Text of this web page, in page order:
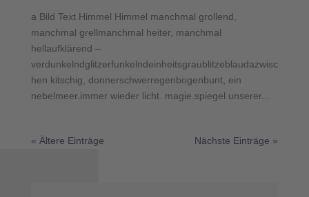
a Bild Text Himmel Himmel manchmal grollend,
manchmal grellmanchmal heiter, manchmal
hellaufklärend –
verdunkelndglitzerfunkelndeinheitsgraublitzeblaudazwisc
hen kitschig, donnerschwerregenbogenbunt, ein
nebelmeer.immer wieder licht. magie.spiegel unserer...
« Ältere Einträge Nächste Einträge »